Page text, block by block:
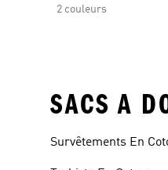
2 couleurs
SACS A
Survêtements En